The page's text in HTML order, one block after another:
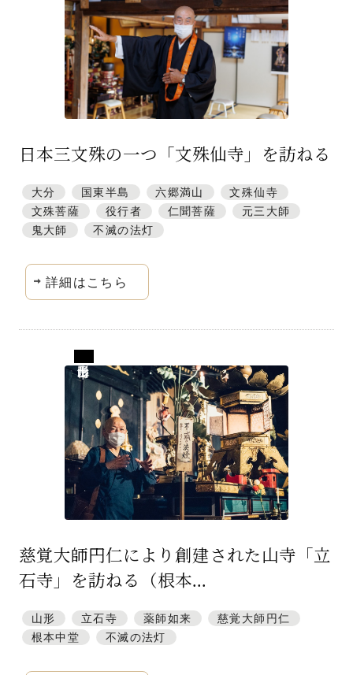
日本三文殊の一つ「文殊仙寺」を訪ねる
大分 国東半島 六郷満山
文殊仙寺
文殊菩薩
役行者 仁聞菩薩
元三大師
鬼大師
不滅の法灯
詳細はこちら
慈覚大師円仁により創建された山寺「立
石寺」を訪ねる（根本...
山形 立石寺 薬師如来
慈覚大師円仁
根本中堂
不滅の法灯